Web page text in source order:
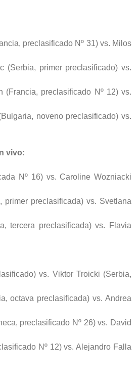
preclasificado Nº 31) vs. Milos
(Serbia, primer preclasificado) vs.
preclasificado Nº 12) vs.
noveno preclasificado) vs.
vivo:
Nº 16) vs. Caroline Wozniacki
preclasificada) vs. Svetlana
tercera preclasificada) vs. Flavia
vs. Viktor Troicki (Serbia,
octava preclasificada) vs. Andrea
preclasificado Nº 26) vs. David
Nº 12) vs. Alejandro Falla